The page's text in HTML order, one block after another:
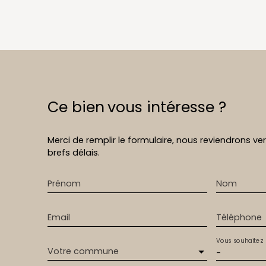
Ce bienvous intéresse ?
Merci de remplir le formulaire, nous reviendrons
brefs délais.
Prénom Nom
Email Téléphone
Votre commune -
Vous souhaitez